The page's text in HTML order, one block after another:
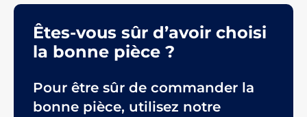
Êtes-vous sûr d’avoir choisi
la bonne pièce ?
Pour être sûr de commander la
bonne pièce, utilisez notre